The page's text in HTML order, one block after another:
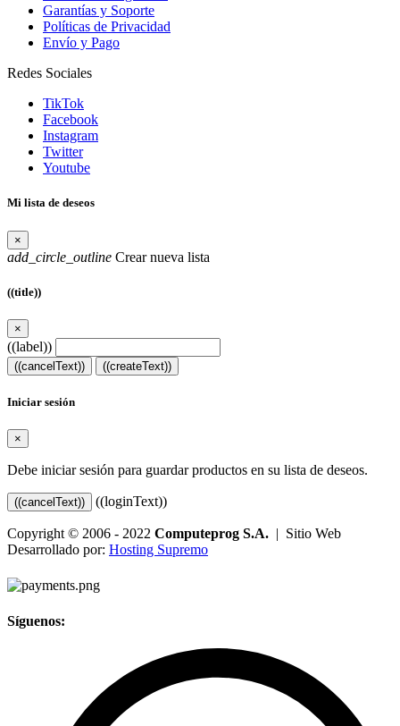
Garantías y Soporte
Políticas de Privacidad
Envío y Pago
Redes Sociales
TikTok
Facebook
Instagram
Twitter
Youtube
Mi lista de deseos
×
add_circle_outline Crear nueva lista
((title))
×
((label))
((cancelText)) ((createText))
Iniciar sesión
×
Debe iniciar sesión para guardar productos en su lista de deseos.
((cancelText)) ((loginText))
Copyright © 2006 - 2022 Computeprog S.A. | Sitio Web
Desarrollado por: Hosting Supremo
Síguenos: